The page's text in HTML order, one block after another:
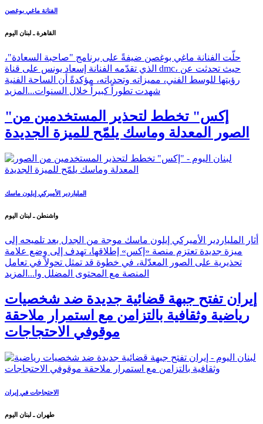
الفنانة ماغي بوغصن
القاهرة ـ لبنان اليوم
حلّت الفنانة ماغي بوغصن ضيفةً على برنامج "صاحبة السعادة"،
الذي تقدّمه الفنانة إسعاد يونس على قناة dmc، حيث تحدثت عن
رؤيتها للوسط الفني، مميزاته وتحدياته، مؤكدةً أن الساحة الفنية
شهدت تطوراً كبيراً خلال السنوات... المزيد
"إكس" تخطط لتحذير المستخدمين من
الصور المعدلة وماسك يلمّح للميزة الجديدة
الملياردير الأميركي إيلون ماسك
واشنطن ـ لبنان اليوم
أثار الملياردير الأميركي إيلون ماسك موجة من الجدل بعد تلميحه إلى
ميزة جديدة تعتزم منصة «إكس» إطلاقها، تهدف إلى وضع علامة
تحذيرية على الصور المعدّلة، في خطوة قد تمثل تحولاً في تعامل
المنصة مع المحتوى المضلل وا... المزيد
إيران تفتح جبهة قضائية جديدة ضد شخصيات
رياضية وثقافية بالتزامن مع استمرار ملاحقة
موقوفي الاحتجاجات
الاحتجاجات في إيران
طهران ـ لبنان اليوم